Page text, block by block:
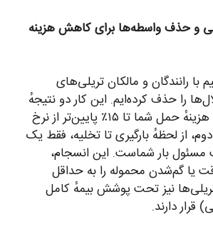
و حذف واسطه‌ها برای کاهش هزینه
با رانندگان و مالکان تریلی‌های
را حذف کرده‌ایم. این کار دو نتیجهٔ
مستقیم دارد: اول، هزینهٔ حمل شما تا ۱۵٪ پایین‌تر از نرخ
از لحظهٔ بارگیری تا تخلیه، فقط یک
مسئول بار شماست. این انسجام،
یا گم‌شدن محموله را به حداقل
نیز تحت پوشش بیمهٔ کامل
قرار دارند.